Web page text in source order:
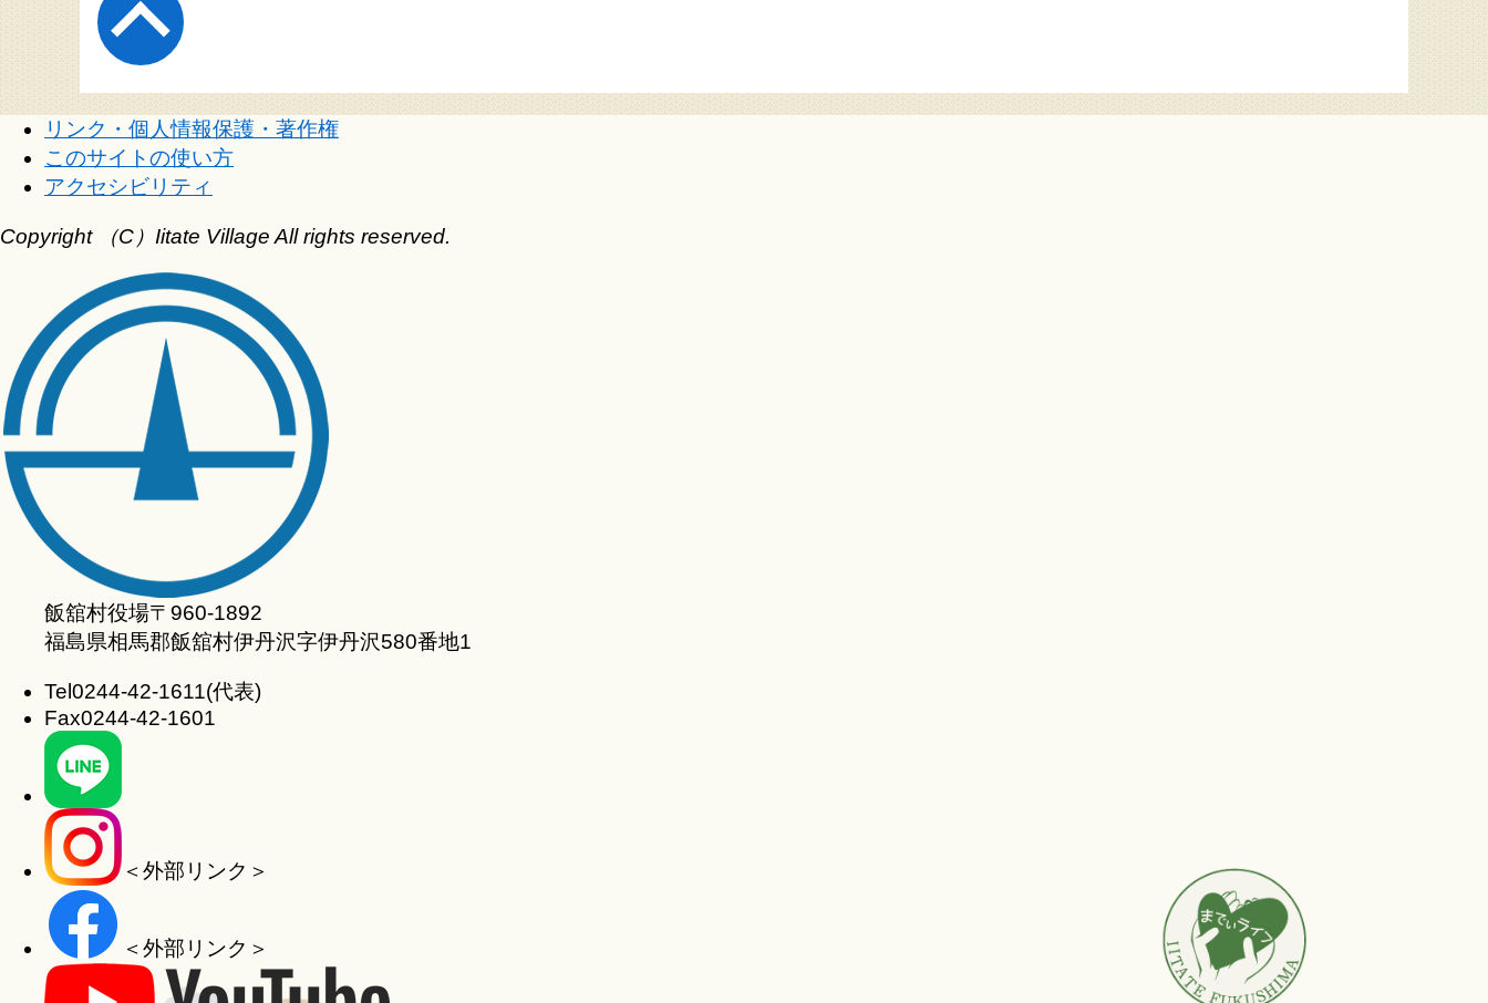
リンク・個人情報保護・著作権
このサイトの使い方
アクセシビリティ
Copyright （C）Iitate Village All rights reserved.
飯舘村役場〒960-1892
福島県相馬郡飯舘村伊丹沢字伊丹沢580番地1
Tel 0244-42-1611(代表)
Fax0244-42-1601
＜外部リンク＞
＜外部リンク＞